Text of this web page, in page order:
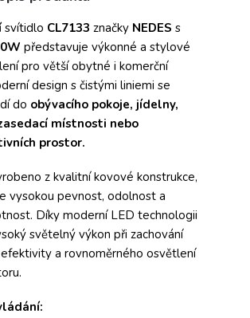
svítidlo CL7133 značky NEDES s
představuje výkonné a stylové
pro větší obytné i komerční
design s čistými liniemi se
do obývacího pokoje, jídelny,
místnosti nebo
prostor.
z kvalitní kovové konstrukce,
vysokou pevnost, odolnost a
Díky moderní LED technologii
světelný výkon při zachování
a rovnoměrného osvětlení